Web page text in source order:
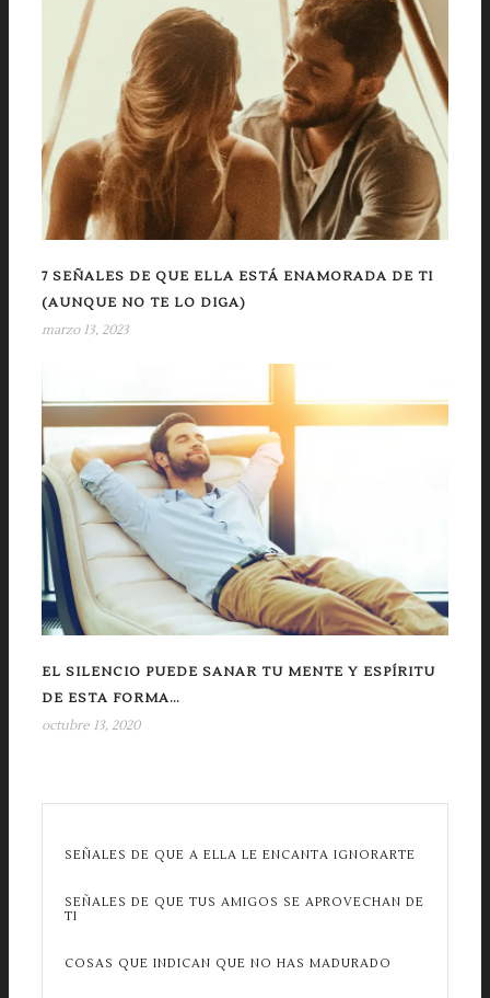
7 SEÑALES DE QUE ELLA ESTÁ ENAMORADA DE TI
(AUNQUE NO TE LO DIGA)
marzo 13, 2023
EL SILENCIO PUEDE SANAR TU MENTE Y ESPÍRITU
DE ESTA FORMA…
octubre 13, 2020
SEÑALES DE QUE A ELLA LE ENCANTA IGNORARTE
SEÑALES DE QUE TUS AMIGOS SE APROVECHAN DE
TI
COSAS QUE INDICAN QUE NO HAS MADURADO